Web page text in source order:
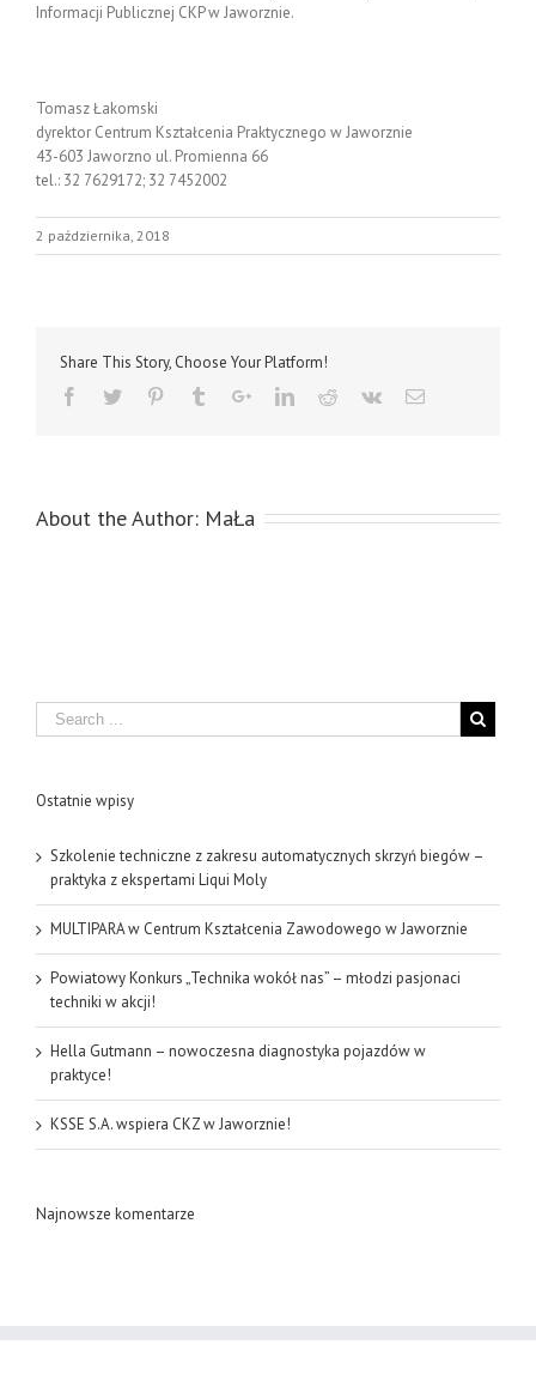
Informacji Publicznej CKP w Jaworznie.
Tomasz Łakomski
dyrektor Centrum Kształcenia Praktycznego w Jaworznie
43-603 Jaworzno ul. Promienna 66
tel.: 32 7629172; 32 7452002
2 października, 2018
Share This Story, Choose Your Platform!
About the Author: MaŁa
Search
Ostatnie wpisy
Szkolenie techniczne z zakresu automatycznych skrzyń biegów –
praktyka z ekspertami Liqui Moly
MULTIPARA w Centrum Kształcenia Zawodowego w Jaworznie
Powiatowy Konkurs „Technika wokół nas” – młodzi pasjonaci
techniki w akcji!
Hella Gutmann – nowoczesna diagnostyka pojazdów w
praktyce!
KSSE S.A. wspiera CKZ w Jaworznie!
Najnowsze komentarze